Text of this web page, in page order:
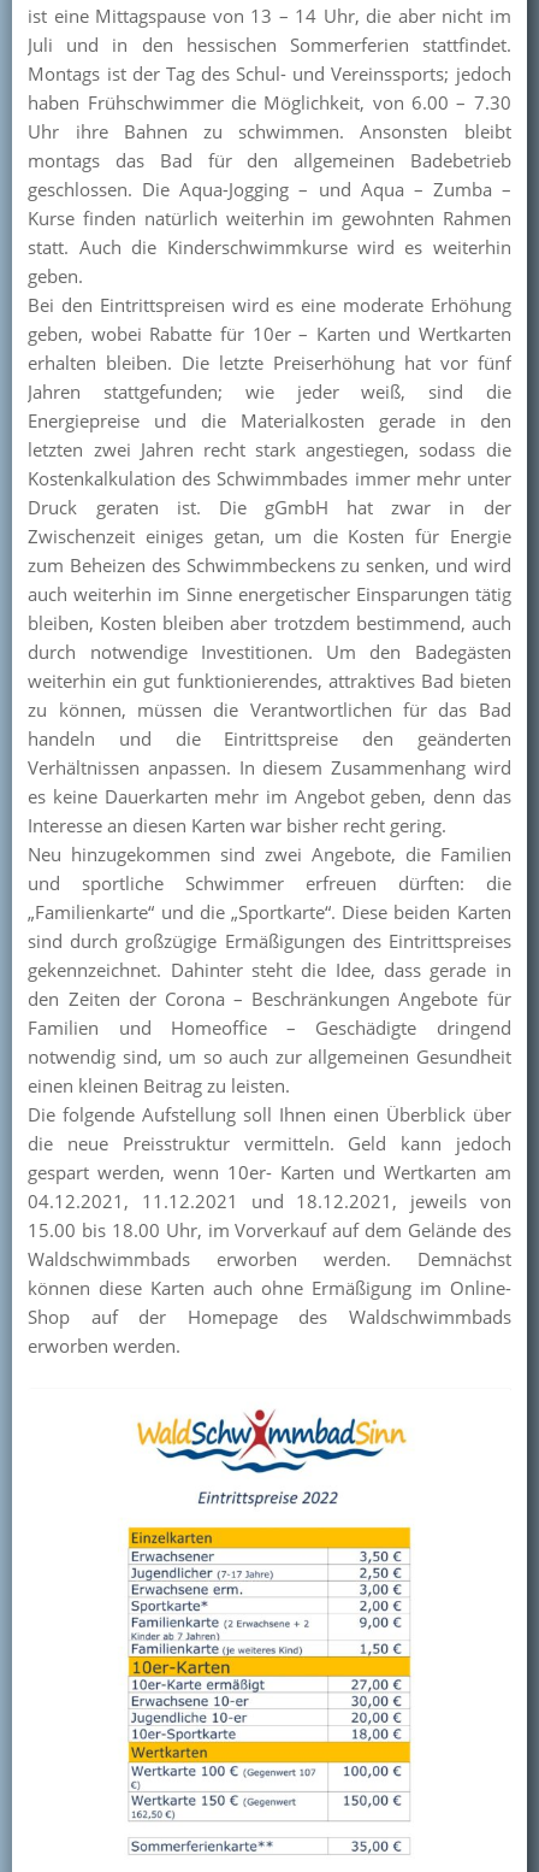
ist eine Mittagspause von 13 – 14 Uhr, die aber nicht im
Juli und in den hessischen Sommerferien stattfindet.
Montags ist der Tag des Schul- und Vereinssports; jedoch
haben Frühschwimmer die Möglichkeit, von 6.00 – 7.30
Uhr ihre Bahnen zu schwimmen. Ansonsten bleibt
montags das Bad für den allgemeinen Badebetrieb
geschlossen. Die Aqua-Jogging – und Aqua – Zumba –
Kurse finden natürlich weiterhin im gewohnten Rahmen
statt. Auch die Kinderschwimmkurse wird es weiterhin
geben.
Bei den Eintrittspreisen wird es eine moderate Erhöhung
geben, wobei Rabatte für 10er – Karten und Wertkarten
erhalten bleiben. Die letzte Preiserhöhung hat vor fünf
Jahren stattgefunden; wie jeder weiß, sind die
Energiepreise und die Materialkosten gerade in den
letzten zwei Jahren recht stark angestiegen, sodass die
Kostenkalkulation des Schwimmbades immer mehr unter
Druck geraten ist. Die gGmbH hat zwar in der
Zwischenzeit einiges getan, um die Kosten für Energie
zum Beheizen des Schwimmbeckens zu senken, und wird
auch weiterhin im Sinne energetischer Einsparungen tätig
bleiben, Kosten bleiben aber trotzdem bestimmend, auch
durch notwendige Investitionen. Um den Badegästen
weiterhin ein gut funktionierendes, attraktives Bad bieten
zu können, müssen die Verantwortlichen für das Bad
handeln und die Eintrittspreise den geänderten
Verhältnissen anpassen. In diesem Zusammenhang wird
es keine Dauerkarten mehr im Angebot geben, denn das
Interesse an diesen Karten war bisher recht gering.
Neu hinzugekommen sind zwei Angebote, die Familien
und sportliche Schwimmer erfreuen dürften: die
„Familienkarte“ und die „Sportkarte“. Diese beiden Karten
sind durch großzügige Ermäßigungen des Eintrittspreises
gekennzeichnet. Dahinter steht die Idee, dass gerade in
den Zeiten der Corona – Beschränkungen Angebote für
Familien und Homeoffice – Geschädigte dringend
notwendig sind, um so auch zur allgemeinen Gesundheit
einen kleinen Beitrag zu leisten.
Die folgende Aufstellung soll Ihnen einen Überblick über
die neue Preisstruktur vermitteln. Geld kann jedoch
gespart werden, wenn 10er- Karten und Wertkarten am
04.12.2021, 11.12.2021 und 18.12.2021, jeweils von
15.00 bis 18.00 Uhr, im Vorverkauf auf dem Gelände des
Waldschwimmbads erworben werden. Demnächst
können diese Karten auch ohne Ermäßigung im Online-
Shop auf der Homepage des Waldschwimmbads
erworben werden.